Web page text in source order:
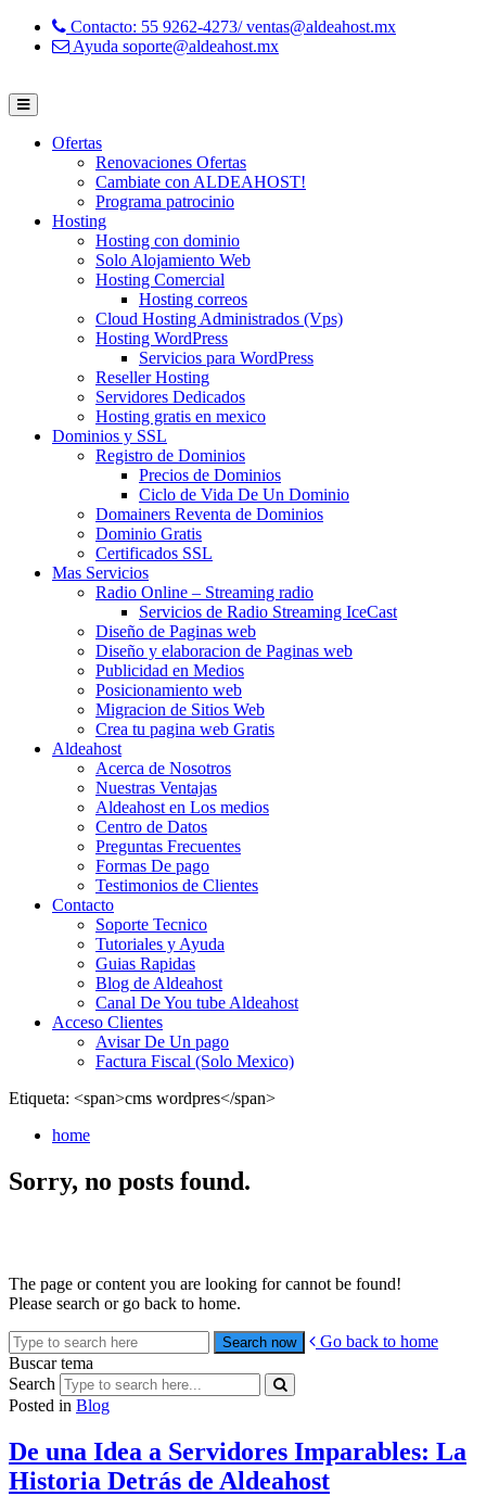
Contacto: 55 9262-4273/ ventas@aldeahost.mx
Ayuda soporte@aldeahost.mx
Ofertas
Renovaciones Ofertas
Cambiate con ALDEAHOST!
Programa patrocinio
Hosting
Hosting con dominio
Solo Alojamiento Web
Hosting Comercial
Hosting correos
Cloud Hosting Administrados (Vps)
Hosting WordPress
Servicios para WordPress
Reseller Hosting
Servidores Dedicados
Hosting gratis en mexico
Dominios y SSL
Registro de Dominios
Precios de Dominios
Ciclo de Vida De Un Dominio
Domainers Reventa de Dominios
Dominio Gratis
Certificados SSL
Mas Servicios
Radio Online – Streaming radio
Servicios de Radio Streaming IceCast
Diseño de Paginas web
Diseño y elaboracion de Paginas web
Publicidad en Medios
Posicionamiento web
Migracion de Sitios Web
Crea tu pagina web Gratis
Aldeahost
Acerca de Nosotros
Nuestras Ventajas
Aldeahost en Los medios
Centro de Datos
Preguntas Frecuentes
Formas De pago
Testimonios de Clientes
Contacto
Soporte Tecnico
Tutoriales y Ayuda
Guias Rapidas
Blog de Aldeahost
Canal De You tube Aldeahost
Acceso Clientes
Avisar De Un pago
Factura Fiscal (Solo Mexico)
Etiqueta: <span>cms wordpres</span>
home
Sorry, no posts found.
The page or content you are looking for cannot be found!
Please search or go back to home.
Go back to home
Buscar tema
Search
Posted in Blog
De una Idea a Servidores Imparables: La
Historia Detrás de Aldeahost